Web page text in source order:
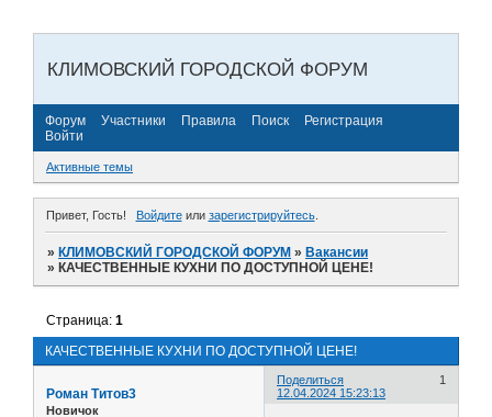
КЛИМОВСКИЙ ГОРОДСКОЙ ФОРУМ
Форум Участники Правила Поиск
Регистрация
Войти
Активные темы
Привет, Гость! Войдитеили зарегистрируйтесь.
»КЛИМОВСКИЙ ГОРОДСКОЙ ФОРУМ »Вакансии
»КАЧЕСТВЕННЫЕ КУХНИ ПО ДОСТУПНОЙ ЦЕНЕ!
КАЧЕСТВЕННЫЕ КУХНИ ПО ДОСТУПНОЙ ЦЕНЕ!
Страница:1
Поделиться
1
12.04.2024 15:23:13
Роман Титов3
Новичок